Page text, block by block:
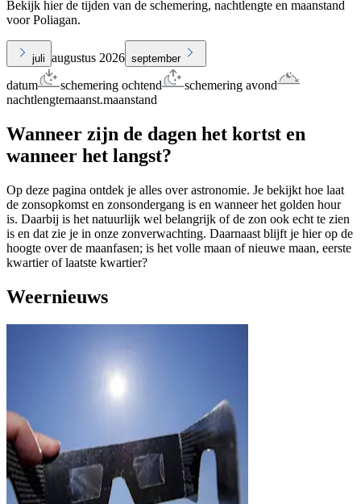
Bekijk hier de tijden van de schemering, nachtlengte en maanstand
voor Poliagan.
juli augustus 2026 september
datum schemering ochtend
schemering avond
nachtlengtemaanst.maanstand
Wanneer zijn de dagen het kortst en
wanneer het langst?
Op deze pagina ontdek je alles over astronomie. Je bekijkt hoe laat
de zonsopkomst en zonsondergang is en wanneer het golden hour
is. Daarbij is het natuurlijk wel belangrijk of de zon ook echt te zien
is en dat zie je in onze zonverwachting. Daarnaast blijft je hier op de
hoogte over de maanfasen; is het volle maan of nieuwe maan, eerste
kwartier of laatste kwartier?
Weernieuws